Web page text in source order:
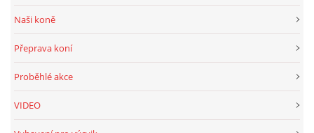
Naši koně
Přeprava koní
Proběhlé akce
VIDEO